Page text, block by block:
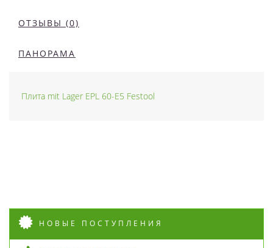
ОТЗЫВЫ (0)
ПАНОРАМА
Плита mit Lager EPL 60-E5 Festool
НОВЫЕ ПОСТУПЛЕНИЯ